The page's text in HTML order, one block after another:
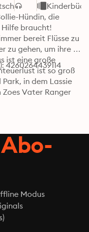
Hündin, die
Hilfe braucht!
bereit Flüsse zu
zu gehen, um ihre
ist eine große
ist so groß
in dem Lassie
Zoes Vater Ranger
mitfühlende 10-
Gefühle genauso
ist die perfekte
anderen
erleben sie
4260264439114
Modus